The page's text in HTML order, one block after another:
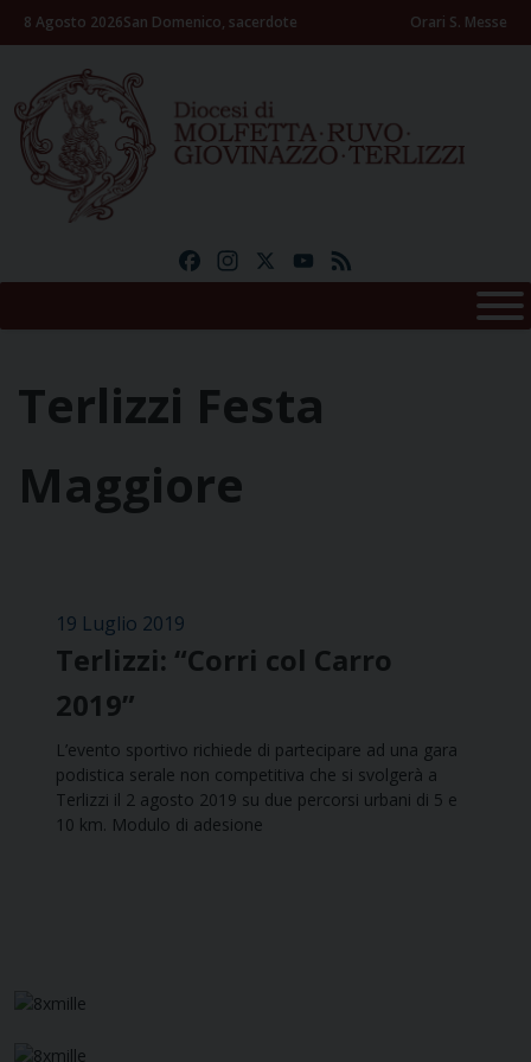
Skip8 Agosto 2026San Domenico, sacerdote Orari S. Messe
FacebookInstagramYouTube
Terlizzi Festa
Maggiore
19 Luglio 2019
Terlizzi: “Corri col Carro
2019”
L’evento sportivo richiede di partecipare ad una gara
podistica serale non competitiva che si svolgerà a
Terlizzi il 2 agosto 2019 su due percorsi urbani di 5 e
10 km. Modulo di adesione